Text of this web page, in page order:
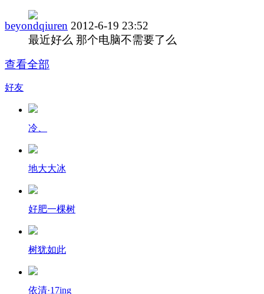
beyondqiuren 2012-6-19 23:52
最近好么 那个电脑不需要了么
查看全部
好友
冷、
地大大冰
好肥一棵树
树犹如此
依清·17ing